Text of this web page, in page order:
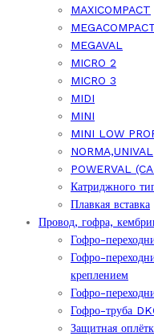
MAXICOMPACT
MEGAVAL
MICRO 2
MICRO 3
MIDI
MINI
MINI LOW
NORMA,UNIVAL
POWERVAL
Катриджного
Плавкая вставка
Провод, гофра,
Гофро-
Гофро-
креплением
Гофро-
Гофро-труба
Защитная